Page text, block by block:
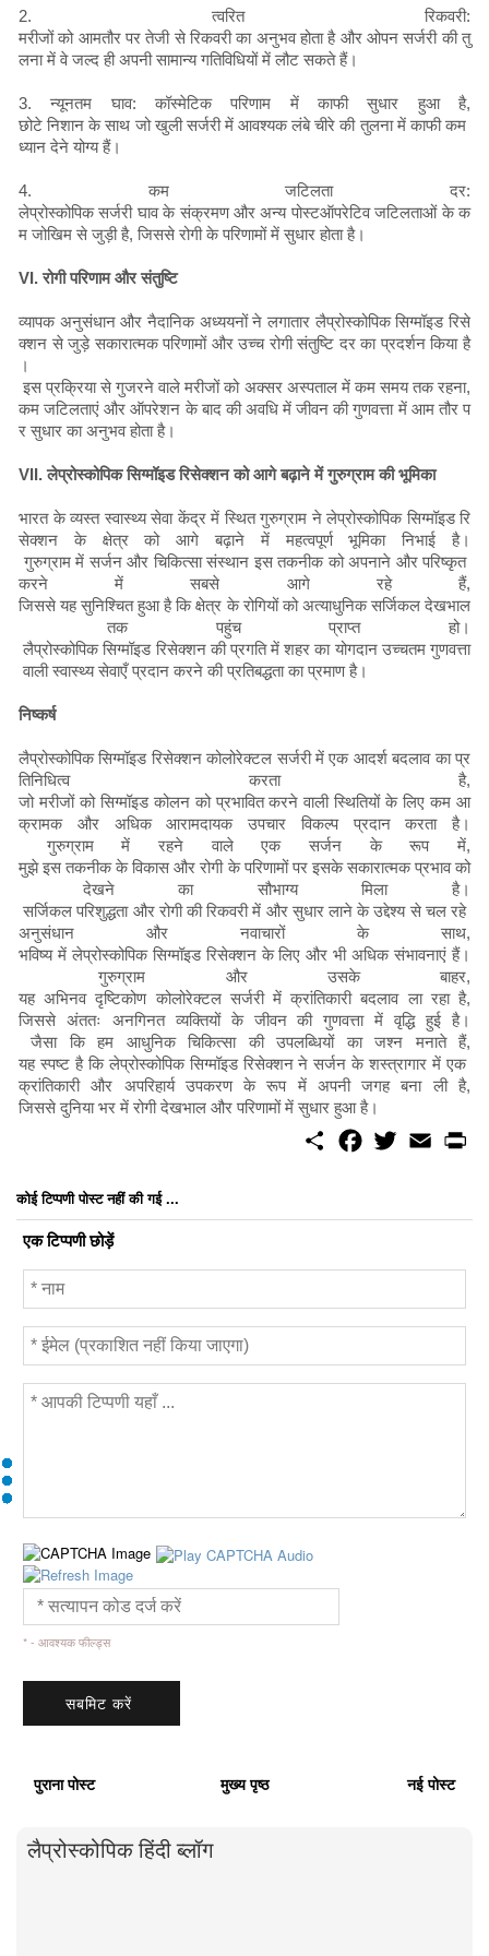
2. त्वरित रिकवरी:
मरीजों को आमतौर पर तेजी से रिकवरी का अनुभव होता है और ओपन सर्जरी की तु
लना में वे जल्द ही अपनी सामान्य गतिविधियों में लौट सकते हैं।
3. न्यूनतम घाव: कॉस्मेटिक परिणाम में काफी सुधार हुआ है,
छोटे निशान के साथ जो खुली सर्जरी में आवश्यक लंबे चीरे की तुलना में काफी कम
ध्यान देने योग्य हैं।
4. कम जटिलता दर:
लेप्रोस्कोपिक सर्जरी घाव के संक्रमण और अन्य पोस्टऑपरेटिव जटिलताओं के क
म जोखिम से जुड़ी है, जिससे रोगी के परिणामों में सुधार होता है।
VI. रोगी परिणाम और संतुष्टि
व्यापक अनुसंधान और नैदानिक अध्ययनों ने लगातार लैप्रोस्कोपिक सिग्मॉइड रिसे
क्शन से जुड़े सकारात्मक परिणामों और उच्च रोगी संतुष्टि दर का प्रदर्शन किया है
।
इस प्रक्रिया से गुजरने वाले मरीजों को अक्सर अस्पताल में कम समय तक रहना,
कम जटिलताएं और ऑपरेशन के बाद की अवधि में जीवन की गुणवत्ता में आम तौर प
र सुधार का अनुभव होता है।
VII. लेप्रोस्कोपिक सिग्मॉइड रिसेक्शन को आगे बढ़ाने में गुरुग्राम की भूमिका
भारत के व्यस्त स्वास्थ्य सेवा केंद्र में स्थित गुरुग्राम ने लेप्रोस्कोपिक सिग्मॉइड रि
सेक्शन के क्षेत्र को आगे बढ़ाने में महत्वपूर्ण भूमिका निभाई है।
गुरुग्राम में सर्जन और चिकित्सा संस्थान इस तकनीक को अपनाने और परिष्कृत
करने में सबसे आगे रहे हैं,
जिससे यह सुनिश्चित हुआ है कि क्षेत्र के रोगियों को अत्याधुनिक सर्जिकल देखभाल
तक पहुंच प्राप्त हो।
लैप्रोस्कोपिक सिग्मॉइड रिसेक्शन की प्रगति में शहर का योगदान उच्चतम गुणवत्ता
वाली स्वास्थ्य सेवाएँ प्रदान करने की प्रतिबद्धता का प्रमाण है।
निष्कर्ष
लैप्रोस्कोपिक सिग्मॉइड रिसेक्शन कोलोरेक्टल सर्जरी में एक आदर्श बदलाव का प्र
तिनिधित्व करता है,
जो मरीजों को सिग्मॉइड कोलन को प्रभावित करने वाली स्थितियों के लिए कम आ
क्रामक और अधिक आरामदायक उपचार विकल्प प्रदान करता है।
गुरुग्राम में रहने वाले एक सर्जन के रूप में,
मुझे इस तकनीक के विकास और रोगी के परिणामों पर इसके सकारात्मक प्रभाव को
देखने का सौभाग्य मिला है।
सर्जिकल परिशुद्धता और रोगी की रिकवरी में और सुधार लाने के उद्देश्य से चल रहे
अनुसंधान और नवाचारों के साथ,
भविष्य में लेप्रोस्कोपिक सिग्मॉइड रिसेक्शन के लिए और भी अधिक संभावनाएं हैं।
गुरुग्राम और उसके बाहर,
यह अभिनव दृष्टिकोण कोलोरेक्टल सर्जरी में क्रांतिकारी बदलाव ला रहा है,
जिससे अंततः अनगिनत व्यक्तियों के जीवन की गुणवत्ता में वृद्धि हुई है।
जैसा कि हम आधुनिक चिकित्सा की उपलब्धियों का जश्न मनाते हैं,
यह स्पष्ट है कि लेप्रोस्कोपिक सिग्मॉइड रिसेक्शन ने सर्जन के शस्त्रागार में एक
क्रांतिकारी और अपरिहार्य उपकरण के रूप में अपनी जगह बना ली है,
जिससे दुनिया भर में रोगी देखभाल और परिणामों में सुधार हुआ है।
S
o
w
e
E
m
कोई टिप्पणी पोस्ट नहीं की गई ...
एक टिप्पणी छोड़ें
* - आवश्यक फील्ड्स
पुराना पोस्ट मुख्य पृष्ठ नई पोस्ट
लैप्रोस्कोपिक हिंदी ब्लॉग